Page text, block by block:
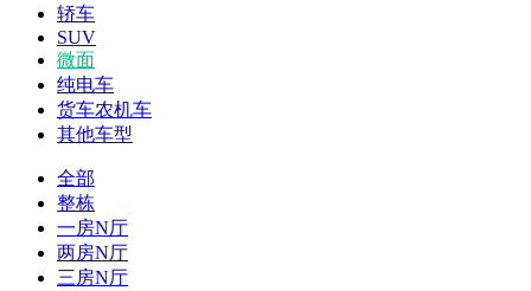
轿车
SUV
微面
纯电车
货车农机车
其他车型
全部
整栋
一房N厅
两房N厅
三房N厅